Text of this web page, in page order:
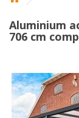
Aluminium
706 cm